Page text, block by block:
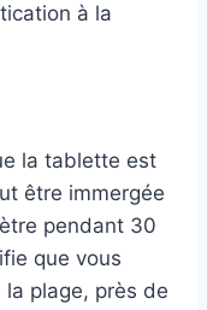
à la
la tablette est
être immergée
pendant 30
que vous
plage, près de